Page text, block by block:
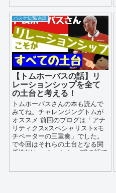
バスケ知識/余談
【トムホーバスの話】リ
レーションシップを全て
の土台と考える！
トムホーバスさんの本も読んで
みてね。チャレンジングトムが
オススメ 前回のブログは「アナ
リティクスxスペシャリストxモ
チベーターの三重奏」でした。
で今回はそれらの土台となる関
係性(リレーションシップ)の話で